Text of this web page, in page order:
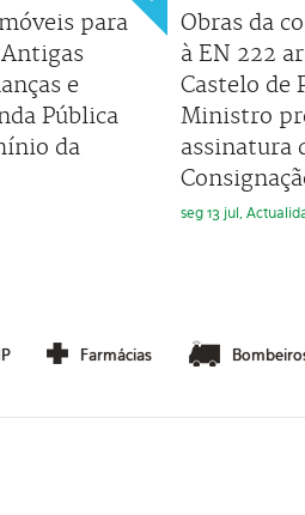
para
e
Pública
da
Obras da
à EN 222
Castelo de
Ministro
assinatura
seg 13 jul,
Farmácias